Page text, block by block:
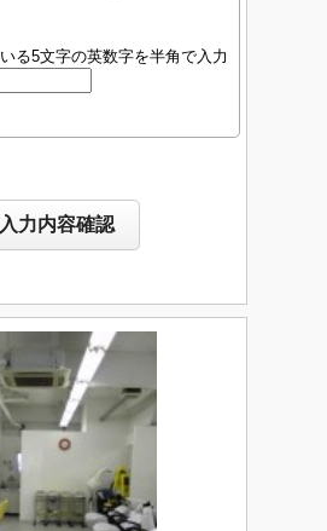
る5文字の英数字を半角で入力